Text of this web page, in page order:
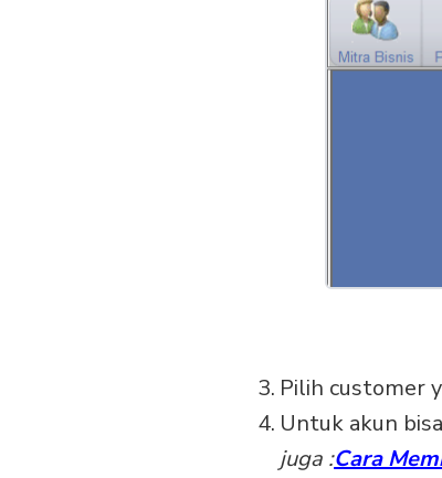
Pilih customer
Untuk akun
juga :Cara